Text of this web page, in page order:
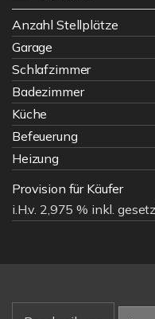
Anzahl Stellplätze
Garage
Schlafzimmer
Badezimmer
Küche
Befeuerung
Heizung
Provision für Käufer
i.H.v. 2,975 % inkl.